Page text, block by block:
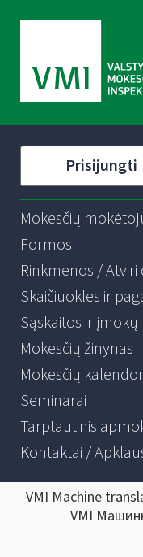
Prisijungti
Mokesčių
Formos
Rinkmenos /
Skaičiuoklės ir
Sąskaitos ir įmokų
Mokesčių žinynas
Mokesčių
Seminarai
Tarptautinis
Kontaktai /
VMI Machine
VMI